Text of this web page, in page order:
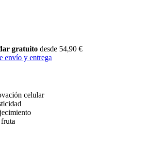
gratuito desde 54,90 €
envío y entrega
celular